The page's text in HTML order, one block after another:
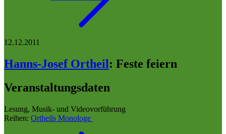
12.12.2011
Hanns-Josef Ortheil: Feste feiern
Veranstaltungsdaten
Lesung, Musik- und Videovorführung
Reihen: Ortheils Monologe